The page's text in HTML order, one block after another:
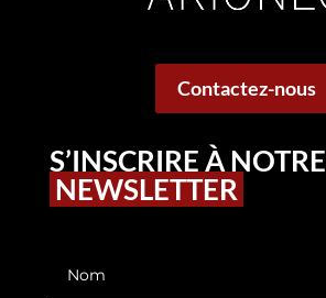
Contactez-nous
S’INSCRIRE À NOTRE
NEWSLETTER